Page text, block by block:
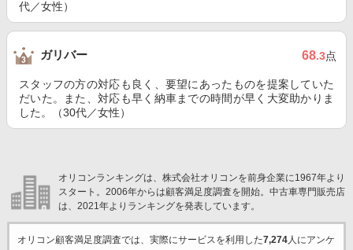
代／女性）
ガリバー 68.3点
スタッフの方の対応も良く、要望にあったものを提案していた
だいた。また、対応も早く納車までの時間が早く大変助かりま
した。（30代／女性）
オリコンランキングは、株式会社オリコンを前身企業に1967年より
スタート。2006年からは顧客満足度調査を開始。中古車専門販売店
は、2021年よりランキングを発表しています。
オリコン顧客満足度調査では、実際にサービスを利用した7,274人にアンケ